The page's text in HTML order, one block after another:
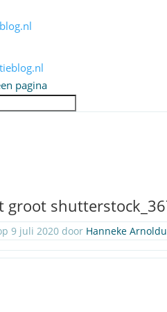
pagina
groot
9 juli 2020 door Hanneke